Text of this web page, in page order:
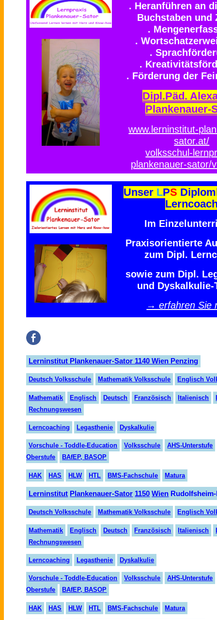
. Heranführen an
Buchstaben und
.
.
.
.
. Förderung der
Dipl.Päd.
Plankenauer-
www.lerninstitut-
sator.at/
volksschul-
plankenauer-sator/
Unser LPS
Im
Praxisorientierte
zum Dipl.
sowie zum Dipl.
und Dyskalkulie-
→ erfahren Sie
Lerninstitut Plankenauer-Sator 1140 Wien Penzing
Deutsch Volksschule Mathematik Volksschule Englisch
Mathematik Englisch Deutsch Französisch Italienisch
Rechnungswesen
Lerncoaching Legasthenie Dyskalkulie
Vorschule - Toddle-Education Volksschule
AHS-Unterstufe
Oberstufe
BAfEP, BASOP
HAK HAS HLW HTL BMS-Fachschule Matura
Lerninstitut Plankenauer-Sator 1150 Wien
Deutsch Volksschule Mathematik Volksschule Englisch
Mathematik Englisch Deutsch Französisch Italienisch
Rechnungswesen
Lerncoaching Legasthenie Dyskalkulie
Vorschule - Toddle-Education Volksschule
AHS-Unterstufe
Oberstufe
BAfEP, BASOP
HAK HAS HLW HTL BMS-Fachschule Matura